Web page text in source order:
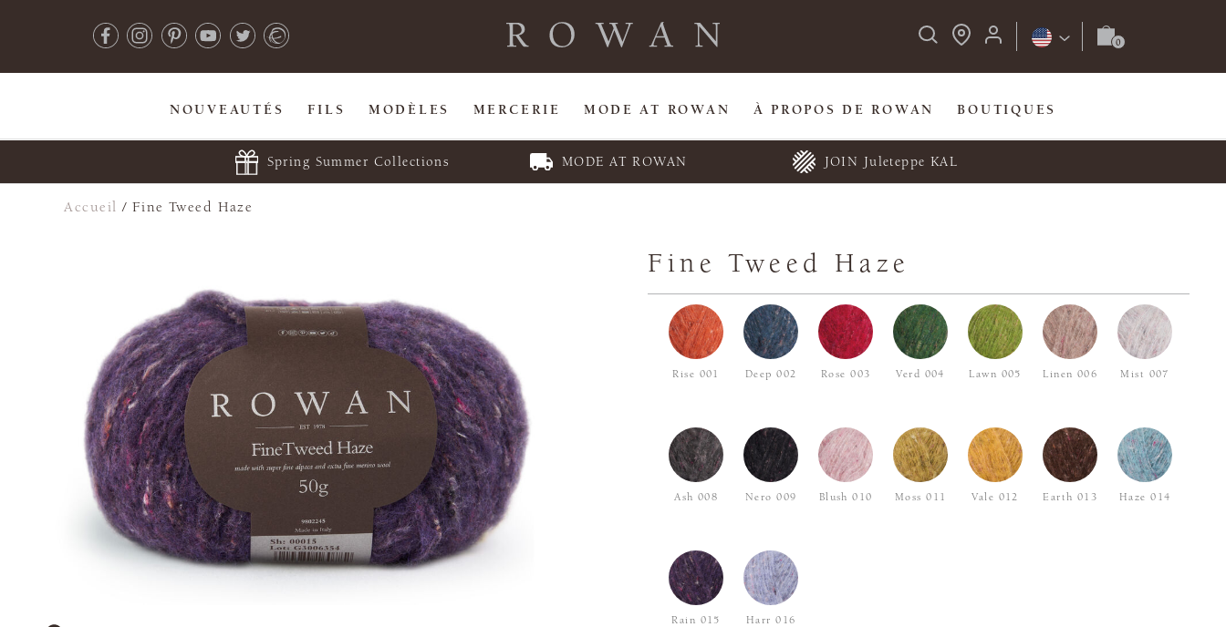
NOUVEAUTÉS FILS MODÈLES MERCERIE MODE AT ROWAN À PROPOS DE ROWAN BOUTIQUES
Spring Summer Collections MODE AT ROWAN JOIN Juleteppe KAL
Accueil / Fine Tweed Haze
Fine Tweed Haze
Rise 001 Deep 002 Rose 003 Verd 004 Lawn 005 Linen 006 Mist 007
Ash 008 Nero 009 Blush 010 Moss 011 Vale 012 Earth 013 Haze 014
Rain 015 Harr 016